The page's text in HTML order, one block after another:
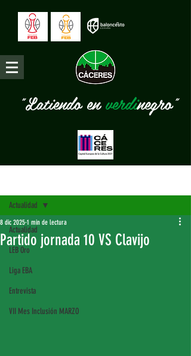
"Latiendo enverdinegro"
Actualidad
LEB Oro
Liga EBA
Entrevista
VII Mes Inclusión MARZO
Actualidad
Partido jornada 10 VS Clavijo
8 dic 2025 1 min de lectura